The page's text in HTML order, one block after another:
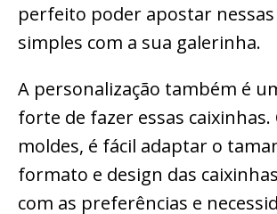
perfeito poder apostar nessas
simples com a sua galerinha.
A personalização também é
forte de fazer essas caixinhas.
moldes, é fácil adaptar o
formato e design das
com as preferências e